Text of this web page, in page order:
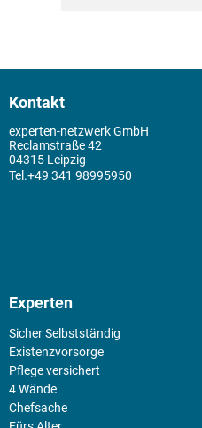
Kontakt
experten-netzwerk GmbH
Reclamstraße 42
04315 Leipzig
+49 341 98995950
Experten
Sicher Selbstständig
Existenz­vorsorge
Pflege versichert
4 Wände
Chefsache